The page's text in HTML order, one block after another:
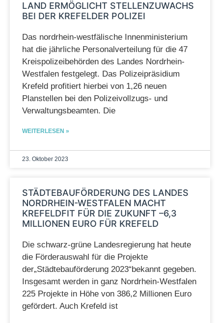
LAND ERMÖGLICHT STELLENZUWACHS
BEI DER KREFELDER POLIZEI
Das nordrhein-westfälische Innenministerium
hat die jährliche Personalverteilung für die 47
Kreispolizeibehörden des Landes Nordrhein-
Westfalen festgelegt. Das Polizeipräsidium
Krefeld profitiert hierbei von 1,26 neuen
Planstellen bei den Polizeivollzugs- und
Verwaltungsbeamten. Die
WEITERLESEN »
23. Oktober 2023
STÄDTEBAUFÖRDERUNG DES LANDES
NORDRHEIN-WESTFALEN MACHT
KREFELDFIT FÜR DIE ZUKUNFT –6,3
MILLIONEN EURO FÜR KREFELD
Die schwarz-grüne Landesregierung hat heute
die Förderauswahl für die Projekte
der„Städtebauförderung 2023“bekannt gegeben.
Insgesamt werden in ganz Nordrhein-Westfalen
225 Projekte in Höhe von 386,2 Millionen Euro
gefördert. Auch Krefeld ist